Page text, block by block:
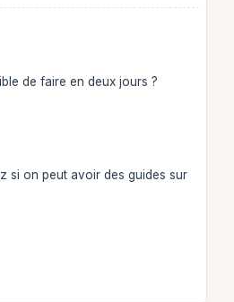
de faire en deux jours ?
si on peut avoir des guides sur